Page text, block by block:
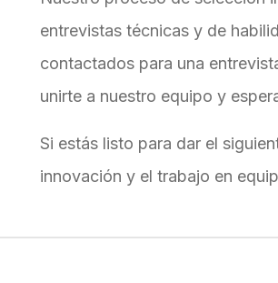
entrevistas técnicas y de
contactados para una
unirte a nuestro equipo y
Si estás listo para dar el
innovación y el trabajo en